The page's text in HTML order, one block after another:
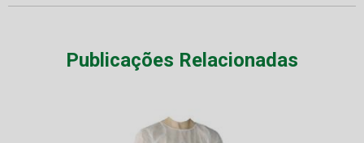
Publicações Relacionadas